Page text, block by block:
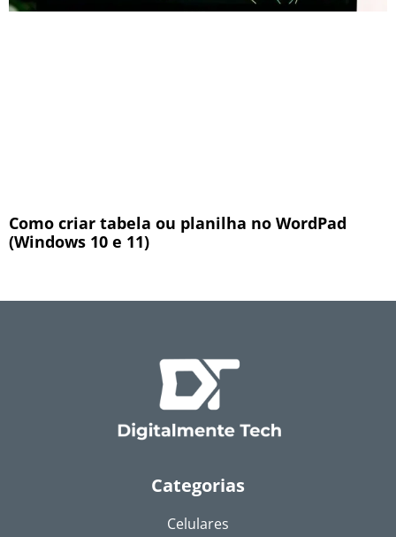
Como criar tabela ou planilha no WordPad
(Windows 10 e 11)
Categorias
Celulares